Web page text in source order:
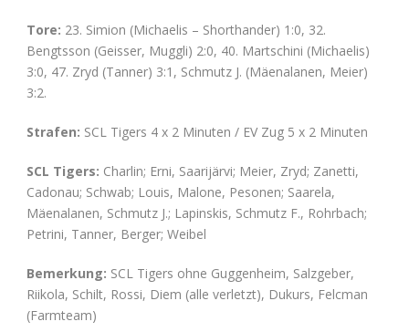
Tore: 23. Simion (Michaelis – Shorthander) 1:0, 32.
Bengtsson (Geisser, Muggli) 2:0, 40. Martschini (Michaelis)
3:0, 47. Zryd (Tanner) 3:1, Schmutz J. (Mäenalanen, Meier)
3:2.
Strafen: SCL Tigers 4 x 2 Minuten / EV Zug 5 x 2 Minuten
SCL Tigers: Charlin; Erni, Saarijärvi; Meier, Zryd; Zanetti,
Cadonau; Schwab; Louis, Malone, Pesonen; Saarela,
Mäenalanen, Schmutz J.; Lapinskis, Schmutz F., Rohrbach;
Petrini, Tanner, Berger; Weibel
Bemerkung: SCL Tigers ohne Guggenheim, Salzgeber,
Riikola, Schilt, Rossi, Diem (alle verletzt), Dukurs, Felcman
(Farmteam)